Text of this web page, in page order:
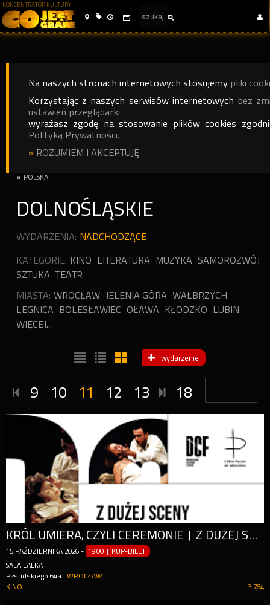
KONCENTRATOR KULTURY
Na naszych stronach internetowych stosujemy pliki
Korzystając z naszych serwisów internetowych bez
ustawień przeglądarki
wyrażasz zgodę na stosowanie plików cookies
Polityką Prywatności.
» ROZUMIEM I AKCEPTUJĘ
« POLSKA
DOLNOŚLĄSKIE
WYDARZENIA: NADCHODZĄCE
KATEGORIE: KINO LITERATURA MUZYKA SAMOROZWÓJ
SZTUKA TEATR
MIASTA: WROCŁAW JELENIA GÓRA WAŁBRZYCH
LEGNICA BOLESŁAWIEC OŁAWA KŁODZKO LUBIN
WIĘCEJ...
wydarzenie
9 10 11 12 13 18
KRÓL UMIERA, CZYLI CEREMONIE | Z DUŻEJ SCENY NA DUŻY EKRAN | SPOTKANIE
15 PAŹDZIERNIKA 2026 - 19:00 | KUP-BILET
SALA LALKA
Piłsudskiego 64a
WROCŁAW
3 764
KINO